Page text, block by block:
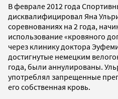
В феврале 2012 года
дисквалифицировал Яна
соревнованиях на 2 года,
использование «кровяного
через клинику доктора
достигнутые немецким
года, были аннулированы.
употреблял запрещенные
его собственная кровь.